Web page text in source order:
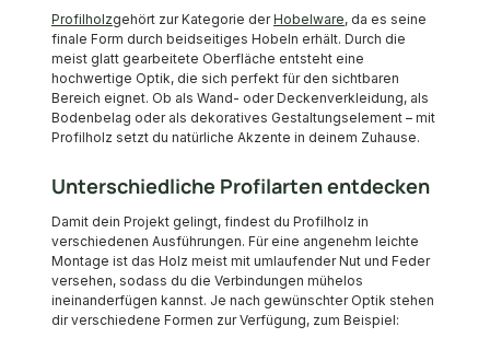
Profilholzgehört zur Kategorie derHobelware, da es seine
finale Form durch beidseitiges Hobeln erhält. Durch die
meist glatt gearbeitete Oberfläche entsteht eine
hochwertige Optik, die sich perfekt für den sichtbaren
Bereich eignet. Ob als Wand- oder Deckenverkleidung, als
Bodenbelag oder als dekoratives Gestaltungselement – mit
Profilholz setzt du natürliche Akzente in deinem Zuhause.
Unterschiedliche Profilarten entdecken
Damit dein Projekt gelingt, findest du Profilholz in
verschiedenen Ausführungen. Für eine angenehm leichte
Montage ist das Holz meist mit umlaufender Nut und Feder
versehen, sodass du die Verbindungen mühelos
ineinanderfügen kannst. Je nach gewünschter Optik stehen
dir verschiedene Formen zur Verfügung, zum Beispiel: